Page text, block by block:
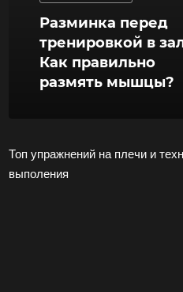
Разминка перед
тренировкой в
Как правильно
размять мышцы?
Топ упражнений на плечи и
выполения